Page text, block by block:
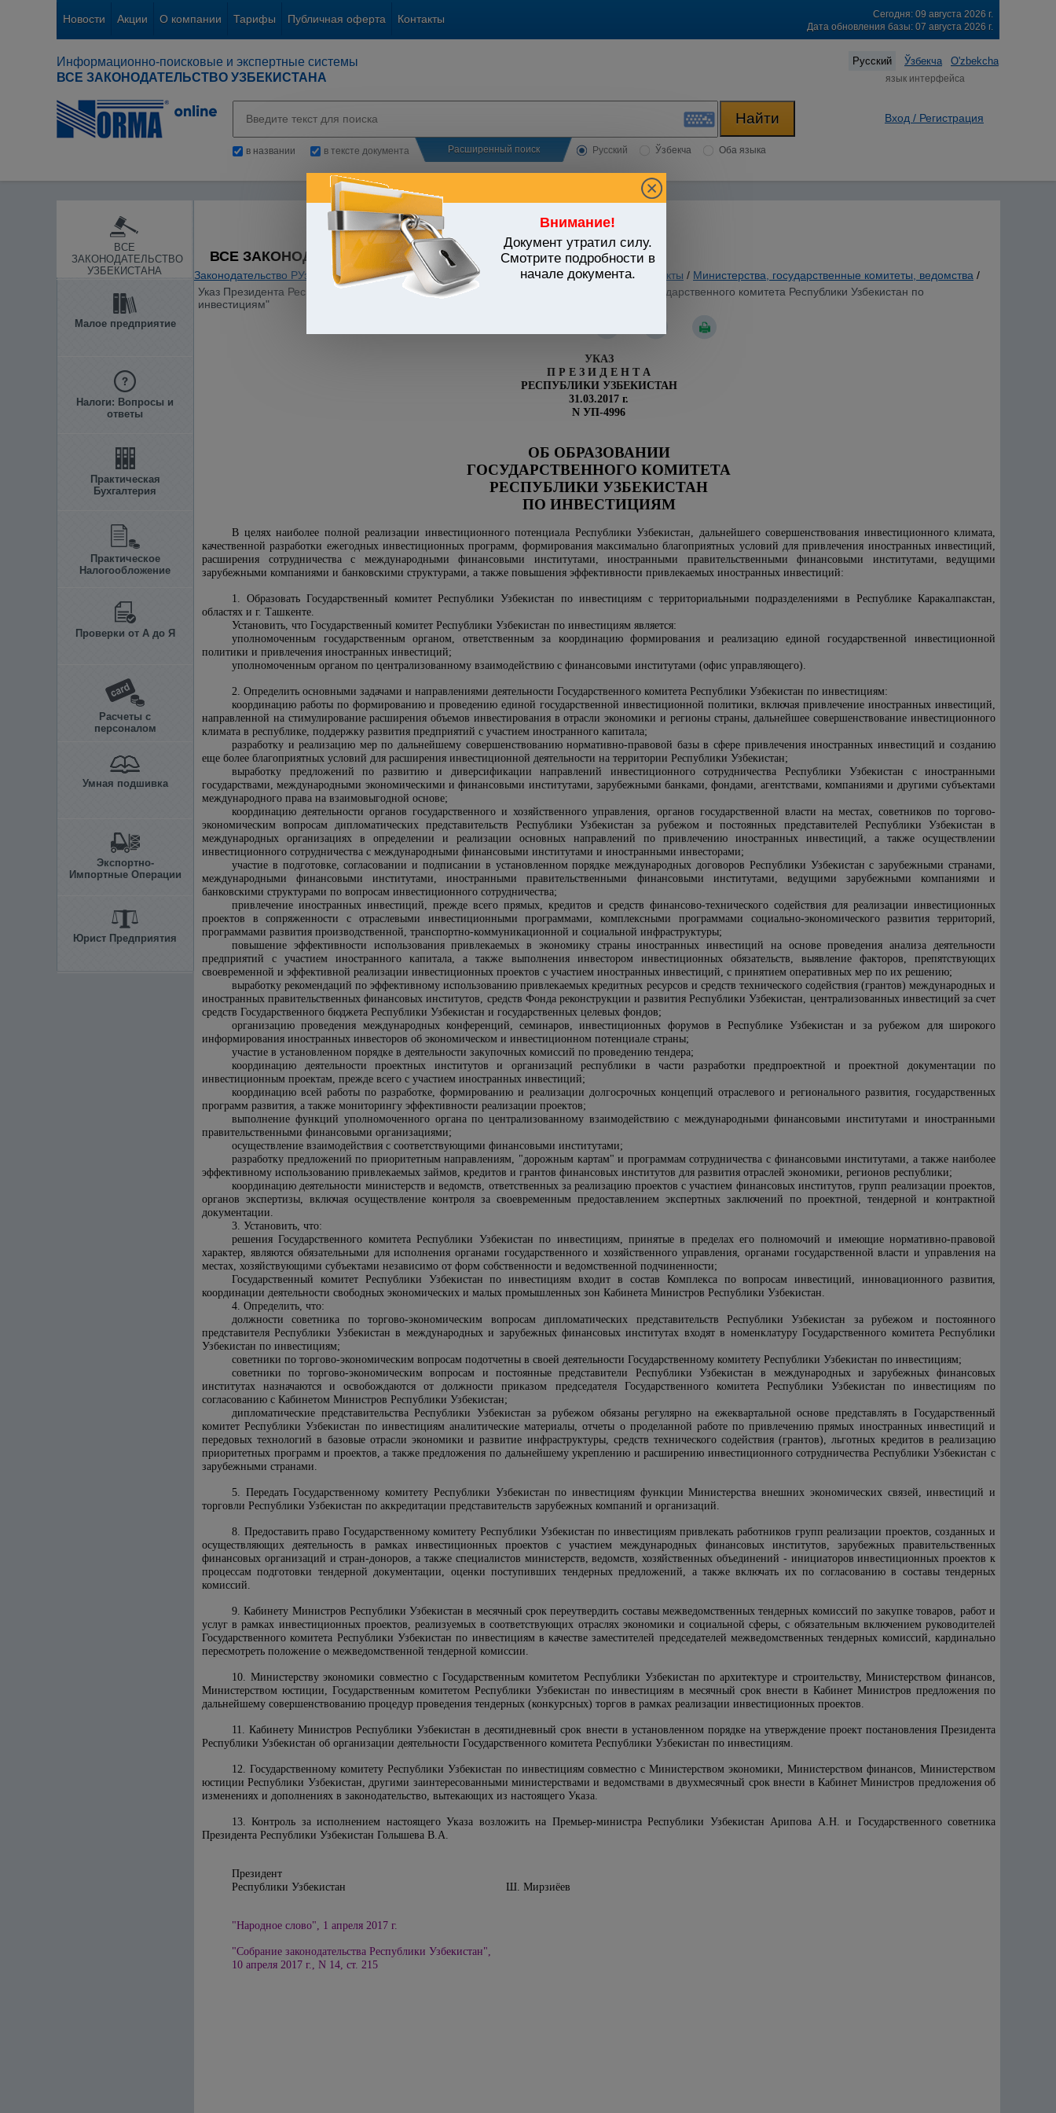
Новости Акции О компании Тарифы Публичная оферта Контакты
Сегодня: 09 августа 2026 г.
Дата обновления базы: 07 августа 2026 г.
Информационно-поисковые и экспертные системы
ВСЕ ЗАКОНОДАТЕЛЬСТВО УЗБЕКИСТАНА
Русский Ўзбекча O'zbekcha
язык интерфейса
в названии в тексте документа Расширенный поиск Русский Ўзбекча Оба языка
Вход / Регистрация
ВСЕ
ЗАКОНОДАТЕЛЬСТВО
УЗБЕКИСТАНА
Малое предприятие
Налоги: Вопросы и
ответы
Практическая
Бухгалтерия
Практическое
Налогообложение
Проверки от А до Я
Расчеты с
персоналом
Умная подшивка
Экспортно-
Импортные Операции
Юрист Предприятия
Внимание!
Документ утратил силу.
Смотрите подробности в
начале документа.
ВСЕ ЗАКОНОДАТЕЛЬСТВО УЗБЕКИСТАНА
Законодательство РУз Основы государственно-правового устройства / Утратившие силу акты / Министерства, государственные комитеты, ведомства /
Указ Президента Республики Узбекистан от 31.03.2017 г. N УП-4996 "Об образовании Государственного комитета Республики Узбекистан по
инвестициям"
УКАЗ
П Р Е З И Д Е Н Т А
РЕСПУБЛИКИ УЗБЕКИСТАН
31.03.2017 г.
N УП-4996
ОБ ОБРАЗОВАНИИ
ГОСУДАРСТВЕННОГО КОМИТЕТА
РЕСПУБЛИКИ УЗБЕКИСТАН
ПО ИНВЕСТИЦИЯМ
В целях наиболее полной реализации инвестиционного потенциала Республики Узбекистан, дальнейшего совершенствования инвестиционного климата,
качественной разработки ежегодных инвестиционных программ, формирования максимально благоприятных условий для привлечения иностранных инвестиций,
расширения сотрудничества с международными финансовыми институтами, иностранными правительственными финансовыми институтами, ведущими
зарубежными компаниями и банковскими структурами, а также повышения эффективности привлекаемых иностранных инвестиций:
1. Образовать Государственный комитет Республики Узбекистан по инвестициям с территориальными подразделениями в Республике Каракалпакстан,
областях и г. Ташкенте.
Установить, что Государственный комитет Республики Узбекистан по инвестициям является:
уполномоченным государственным органом, ответственным за координацию формирования и реализацию единой государственной инвестиционной
политики и привлечения иностранных инвестиций;
уполномоченным органом по централизованному взаимодействию с финансовыми институтами (офис управляющего).
2. Определить основными задачами и направлениями деятельности Государственного комитета Республики Узбекистан по инвестициям:
координацию работы по формированию и проведению единой государственной инвестиционной политики, включая привлечение иностранных инвестиций,
направленной на стимулирование расширения объемов инвестирования в отрасли экономики и регионы страны, дальнейшее совершенствование инвестиционного
климата в республике, поддержку развития предприятий с участием иностранного капитала;
разработку и реализацию мер по дальнейшему совершенствованию нормативно-правовой базы в сфере привлечения иностранных инвестиций и созданию
еще более благоприятных условий для расширения инвестиционной деятельности на территории Республики Узбекистан;
выработку предложений по развитию и диверсификации направлений инвестиционного сотрудничества Республики Узбекистан с иностранными
государствами, международными экономическими и финансовыми институтами, зарубежными банками, фондами, агентствами, компаниями и другими субъектами
международного права на взаимовыгодной основе;
координацию деятельности органов государственного и хозяйственного управления, органов государственной власти на местах, советников по торгово-
экономическим вопросам дипломатических представительств Республики Узбекистан за рубежом и постоянных представителей Республики Узбекистан в
международных организациях в определении и реализации основных направлений по привлечению иностранных инвестиций, а также осуществлении
инвестиционного сотрудничества с международными финансовыми институтами и иностранными инвесторами;
участие в подготовке, согласовании и подписании в установленном порядке международных договоров Республики Узбекистан с зарубежными странами,
международными финансовыми институтами, иностранными правительственными финансовыми институтами, ведущими зарубежными компаниями и
банковскими структурами по вопросам инвестиционного сотрудничества;
привлечение иностранных инвестиций, прежде всего прямых, кредитов и средств финансово-технического содействия для реализации инвестиционных
проектов в сопряженности с отраслевыми инвестиционными программами, комплексными программами социально-экономического развития территорий,
программами развития производственной, транспортно-коммуникационной и социальной инфраструктуры;
повышение эффективности использования привлекаемых в экономику страны иностранных инвестиций на основе проведения анализа деятельности
предприятий с участием иностранного капитала, а также выполнения инвестором инвестиционных обязательств, выявление факторов, препятствующих
своевременной и эффективной реализации инвестиционных проектов с участием иностранных инвестиций, с принятием оперативных мер по их решению;
выработку рекомендаций по эффективному использованию привлекаемых кредитных ресурсов и средств технического содействия (грантов) международных и
иностранных правительственных финансовых институтов, средств Фонда реконструкции и развития Республики Узбекистан, централизованных инвестиций за счет
средств Государственного бюджета Республики Узбекистан и государственных целевых фондов;
организацию проведения международных конференций, семинаров, инвестиционных форумов в Республике Узбекистан и за рубежом для широкого
информирования иностранных инвесторов об экономическом и инвестиционном потенциале страны;
участие в установленном порядке в деятельности закупочных комиссий по проведению тендера;
координацию деятельности проектных институтов и организаций республики в части разработки предпроектной и проектной документации по
инвестиционным проектам, прежде всего с участием иностранных инвестиций;
координацию всей работы по разработке, формированию и реализации долгосрочных концепций отраслевого и регионального развития, государственных
программ развития, а также мониторингу эффективности реализации проектов;
выполнение функций уполномоченного органа по централизованному взаимодействию с международными финансовыми институтами и иностранными
правительственными финансовыми организациями;
осуществление взаимодействия с соответствующими финансовыми институтами;
разработку предложений по приоритетным направлениям, "дорожным картам" и программам сотрудничества с финансовыми институтами, а также наиболее
эффективному использованию привлекаемых займов, кредитов и грантов финансовых институтов для развития отраслей экономики, регионов республики;
координацию деятельности министерств и ведомств, ответственных за реализацию проектов с участием финансовых институтов, групп реализации проектов,
органов экспертизы, включая осуществление контроля за своевременным предоставлением экспертных заключений по проектной, тендерной и контрактной
документации.
3. Установить, что:
решения Государственного комитета Республики Узбекистан по инвестициям, принятые в пределах его полномочий и имеющие нормативно-правовой
характер, являются обязательными для исполнения органами государственного и хозяйственного управления, органами государственной власти и управления на
местах, хозяйствующими субъектами независимо от форм собственности и ведомственной подчиненности;
Государственный комитет Республики Узбекистан по инвестициям входит в состав Комплекса по вопросам инвестиций, инновационного развития,
координации деятельности свободных экономических и малых промышленных зон Кабинета Министров Республики Узбекистан.
4. Определить, что:
должности советника по торгово-экономическим вопросам дипломатических представительств Республики Узбекистан за рубежом и постоянного
представителя Республики Узбекистан в международных и зарубежных финансовых институтах входят в номенклатуру Государственного комитета Республики
Узбекистан по инвестициям;
советники по торгово-экономическим вопросам подотчетны в своей деятельности Государственному комитету Республики Узбекистан по инвестициям;
советники по торгово-экономическим вопросам и постоянные представители Республики Узбекистан в международных и зарубежных финансовых
институтах назначаются и освобождаются от должности приказом председателя Государственного комитета Республики Узбекистан по инвестициям по
согласованию с Кабинетом Министров Республики Узбекистан;
дипломатические представительства Республики Узбекистан за рубежом обязаны регулярно на ежеквартальной основе представлять в Государственный
комитет Республики Узбекистан по инвестициям аналитические материалы, отчеты о проделанной работе по привлечению прямых иностранных инвестиций и
передовых технологий в базовые отрасли экономики и развитие инфраструктуры, средств технического содействия (грантов), льготных кредитов в реализацию
приоритетных программ и проектов, а также предложения по дальнейшему укреплению и расширению инвестиционного сотрудничества Республики Узбекистан с
зарубежными странами.
5. Передать Государственному комитету Республики Узбекистан по инвестициям функции Министерства внешних экономических связей, инвестиций и
торговли Республики Узбекистан по аккредитации представительств зарубежных компаний и организаций.
8. Предоставить право Государственному комитету Республики Узбекистан по инвестициям привлекать работников групп реализации проектов, созданных и
осуществляющих деятельность в рамках инвестиционных проектов с участием международных финансовых институтов, зарубежных правительственных
финансовых организаций и стран-доноров, а также специалистов министерств, ведомств, хозяйственных объединений - инициаторов инвестиционных проектов к
процессам подготовки тендерной документации, оценки поступивших тендерных предложений, а также включать их по согласованию в составы тендерных
комиссий.
9. Кабинету Министров Республики Узбекистан в месячный срок переутвердить составы межведомственных тендерных комиссий по закупке товаров, работ и
услуг в рамках инвестиционных проектов, реализуемых в соответствующих отраслях экономики и социальной сферы, с обязательным включением руководителей
Государственного комитета Республики Узбекистан по инвестициям в качестве заместителей председателей межведомственных тендерных комиссий, кардинально
пересмотреть положение о межведомственной тендерной комиссии.
10. Министерству экономики совместно с Государственным комитетом Республики Узбекистан по архитектуре и строительству, Министерством финансов,
Министерством юстиции, Государственным комитетом Республики Узбекистан по инвестициям в месячный срок внести в Кабинет Министров предложения по
дальнейшему совершенствованию процедур проведения тендерных (конкурсных) торгов в рамках реализации инвестиционных проектов.
11. Кабинету Министров Республики Узбекистан в десятидневный срок внести в установленном порядке на утверждение проект постановления Президента
Республики Узбекистан об организации деятельности Государственного комитета Республики Узбекистан по инвестициям.
12. Государственному комитету Республики Узбекистан по инвестициям совместно с Министерством экономики, Министерством финансов, Министерством
юстиции Республики Узбекистан, другими заинтересованными министерствами и ведомствами в двухмесячный срок внести в Кабинет Министров предложения об
изменениях и дополнениях в законодательство, вытекающих из настоящего Указа.
13. Контроль за исполнением настоящего Указа возложить на Премьер-министра Республики Узбекистан Арипова А.Н. и Государственного советника
Президента Республики Узбекистан Голышева В.А.
Президент
Республики Узбекистан Ш. Мирзиёев
"Народное слово", 1 апреля 2017 г.
"Собрание законодательства Республики Узбекистан",
10 апреля 2017 г., N 14, ст. 215